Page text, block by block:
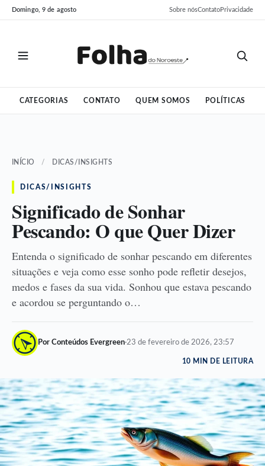
Pular
para
Pular
para
Domingo, 9 de agosto Sobre nósContatoPrivacidade
CATEGORIAS CONTATO QUEM SOMOS POLÍTICAS
INÍCIO / DICAS/INSIGHTS
DICAS/INSIGHTS
Significado de Sonhar
Pescando: O que Quer Dizer
Entenda o significado de sonhar pescando em diferentes
situações e veja como esse sonho pode refletir desejos,
medos e fases da sua vida. Sonhou que estava pescando
e acordou se perguntando o…
Por Conteúdos Evergreen·23 de fevereiro de 2026, 23:57
10 MIN DE LEITURA